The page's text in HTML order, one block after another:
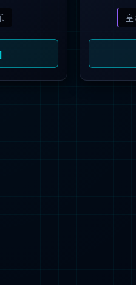
否完整或存在多余字符;
下线等